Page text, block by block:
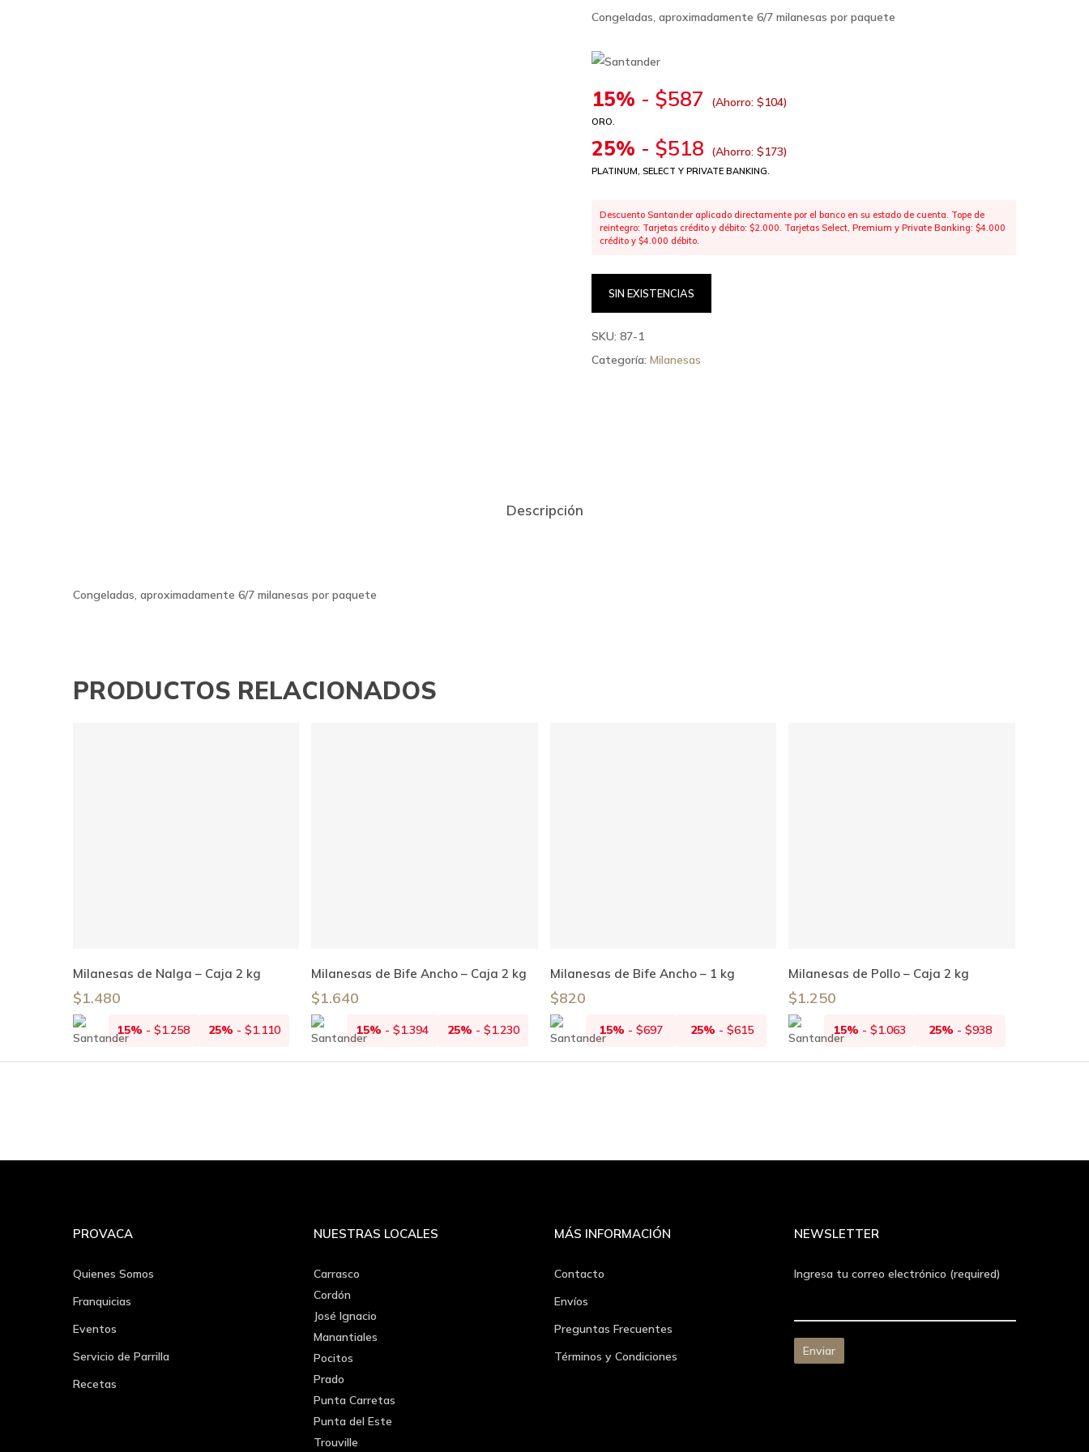
Congeladas, aproximadamente 6/7 milanesas por paquete
15% -$587 (Ahorro:$104)
ORO.
25% -$518 (Ahorro:$173)
PLATINUM, SELECT Y PRIVATE BANKING.
Descuento Santander aplicado directamente por el banco en su estado de cuenta. Tope de
reintegro: Tarjetas crédito y débito: $2.000. Tarjetas Select, Premium y Private Banking: $4.000
crédito y $4.000 débito.
SIN EXISTENCIAS
SKU:87-1
Categoría:Milanesas
Descripción
Congeladas, aproximadamente 6/7 milanesas por paquete
PRODUCTOS RELACIONADOS
Añadir Al Carrito
Milanesas de Nalga – Caja 2 kg
$1.480
15% -$1.258 25% -$1.110
Añadir Al Carrito
Milanesas de Bife Ancho – Caja 2 kg
$1.640
15% - $1.394 25% - $1.230
Añadir Al Carrito
Milanesas de Bife Ancho – 1 kg
$820
15% - $697 25% - $615
Añadir Al Carrito
Milanesas de Pollo – Caja 2 kg
$1.250
15% - $1.063 25% -$938
PROVACA
Quienes Somos
Franquicias
Eventos
Servicio de Parrilla
Recetas
NUESTRAS LOCALES
Carrasco
Cordón
José Ignacio
Manantiales
Pocitos
Prado
Punta Carretas
Punta del Este
Trouville
MÁS INFORMACIÓN
Contacto
Envíos
Preguntas Frecuentes
Términos y Condiciones
NEWSLETTER
Ingresa tu correo electrónico (required)